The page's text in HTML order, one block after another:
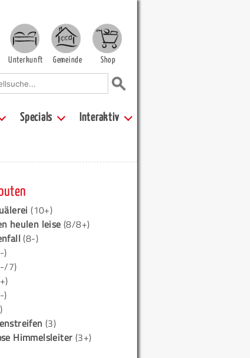
Unterkunft Gemeinde Shop
Specials Interaktiv
(10+)
heulen leise(8/8+)
(8-)
)
7)
)
(3)
Himmelsleiter (3+)